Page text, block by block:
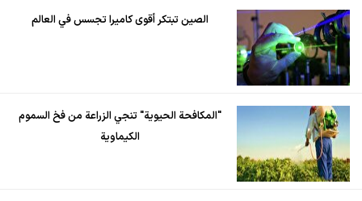
الصين تبتكر أقوى كاميرا تجسس في العالم
"المكافحة الحيوية" تنجي الزراعة من فخ السموم
الكيماوية